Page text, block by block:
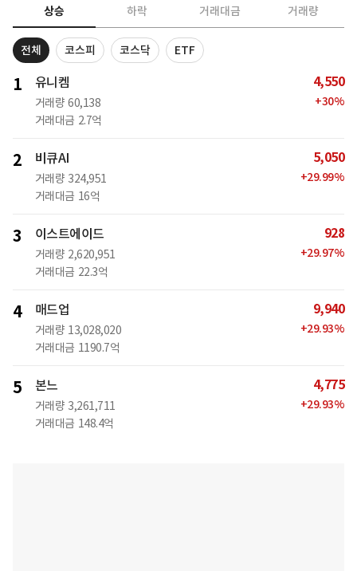
상승 하락 거래대금 거래량
전체 코스피 코스닥 ETF
1 유니켐
거래량 60,138
거래대금 2.7억
4,550
+30%
2 비큐AI
거래량 324,951
거래대금 16억
5,050
+29.99%
3 이스트에이드
거래량 2,620,951
거래대금 22.3억
928
+29.97%
4 매드업
거래량 13,028,020
거래대금 1190.7억
9,940
+29.93%
5 본느
거래량 3,261,711
거래대금 148.4억
4,775
+29.93%